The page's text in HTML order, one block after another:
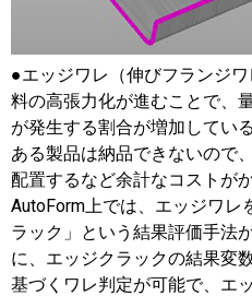
●エッジワレ（伸びフランジ
料の高張力化が進むことで、
が発生する割合が増加してい
ある製品は納品できないので
配置するなど余計なコストが
AutoForm上では、エッジワレ
ラック」という結果評価手法
に、エッジクラックの結果変
基づくワレ判定が可能で、エ